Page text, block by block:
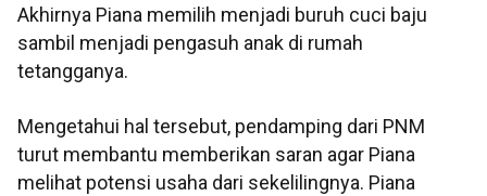
Akhirnya Piana memilih menjadi buruh cuci baju
sambil menjadi pengasuh anak di rumah
tetangganya.
Mengetahui hal tersebut, pendamping dari PNM
turut membantu memberikan saran agar Piana
melihat potensi usaha dari sekelilingnya. Piana